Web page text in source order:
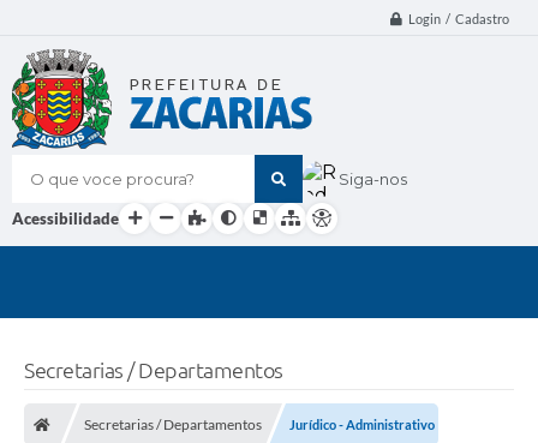
Login / Cadastro
O que voce procura? Siga-nos
Acessibilidade
Secretarias / Departamentos
Secretarias / Departamentos Jurídico - Administrativo